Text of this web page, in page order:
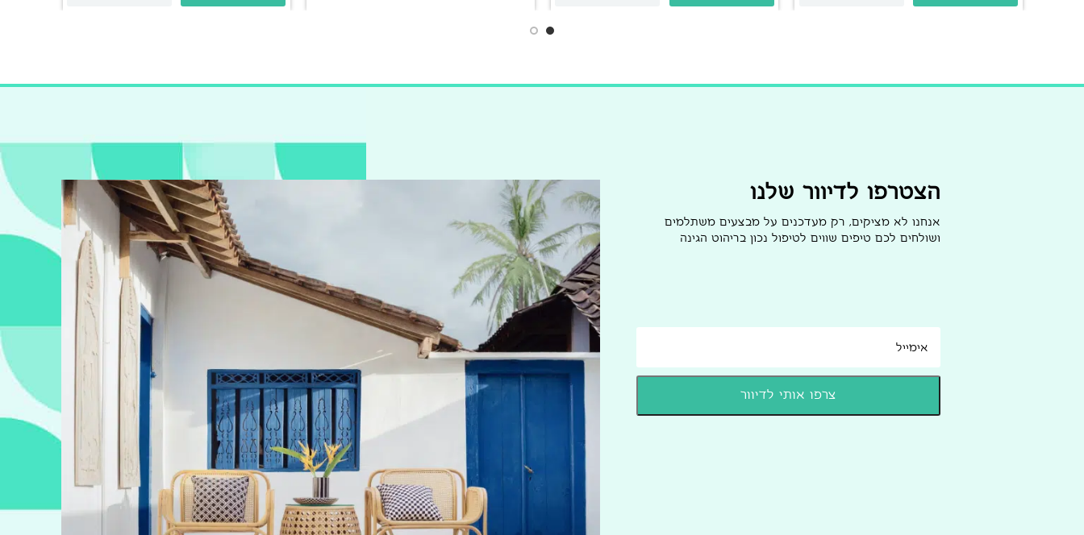
הצטרפו לדיוור שלנו
אנחנו לא מציקים, רק מעדכנים על מבצעים משתלמים
ושולחים לכם טיפים שווים לטיפול נכון בריהוט הגינה